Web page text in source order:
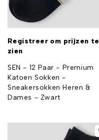
Registreer om prijzen te
zien
SEN - 12 Paar - Premium
Katoen Sokken -
Sneakersokken Heren &
Dames - Zwart